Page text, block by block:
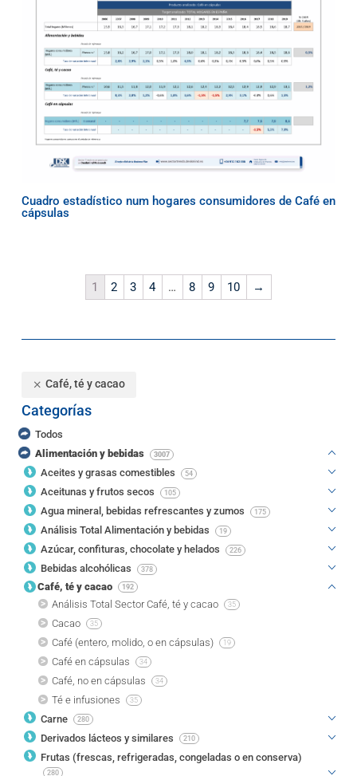
Cuadro estadístico num hogares consumidores de Café en
cápsulas
1 2 3 4 … 8 9 10 →
Café, té y cacao
Categorías
Todos
Alimentación y bebidas
3007
Aceites y grasas comestibles 54
Aceitunas y frutos secos 105
Agua mineral, bebidas refrescantes y zumos 175
Análisis Total Alimentación y bebidas 19
Azúcar, confituras, chocolate y helados 226
Bebidas alcohólicas 378
Café, té y cacao 192
Análisis Total Sector Café, té y cacao 35
Cacao 35
Café (entero, molido, o en cápsulas) 19
Café en cápsulas 34
Café, no en cápsulas 34
Té e infusiones 35
Carne 280
Derivados lácteos y similares 210
Frutas (frescas, refrigeradas, congeladas o en conserva)
280